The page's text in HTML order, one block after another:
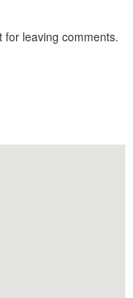
for leaving comments.